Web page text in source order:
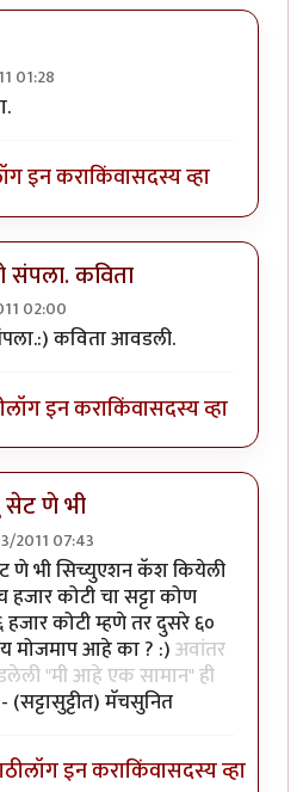
01:28
इन कराकिंवासदस्य व्हा
कविता
02:00
धनंजयकविता आवडली.
लॉग इन कराकिंवासदस्य व्हा
सेट णे भी
2011 07:43
हुकला तो संपला. कविताby
णे भी सिच्युएशन कॅश कियेली
हजार कोटी चा सट्टा कोण
कोटी म्हणे तर दुसरे ६०
मोजमाप आहे का ? :)अवांतर
"मी आहे एक सामान" ही
- (सट्टासुट्टीत) मॅचसुनित
लॉग इन कराकिंवासदस्य व्हा